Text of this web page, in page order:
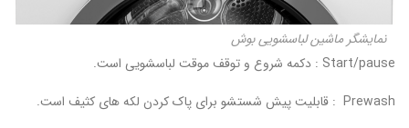
نمایشگر ماشین لباسشویی بوش
Start/pause : دکمه شروع و توقف موقت لباسشویی است.
Prewash : قابلیت پیش شستشو برای پاک کردن لکه های کثیف است.